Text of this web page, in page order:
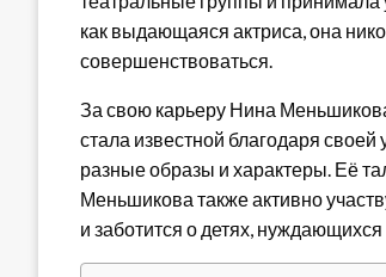
как выдающаяся актриса, она
совершенствоваться.
За свою карьеру Нина
стала известной благодаря
разные образы и характеры. Её
Меньшикова также активно
и заботится о детях,